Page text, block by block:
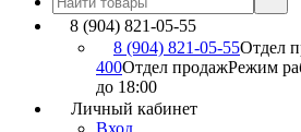
8 (904) 821-05-55
8 (904) 821-05-55Отдел
400Отдел продажРежим
до 18:00
Личный кабинет
Вход